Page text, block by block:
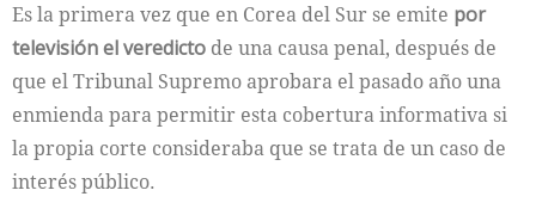
Es la primera vez que en Corea del Sur se emite por
televisión el veredicto de una causa penal, después de
que el Tribunal Supremo aprobara el pasado año una
enmienda para permitir esta cobertura informativa si
la propia corte consideraba que se trata de un caso de
interés público.